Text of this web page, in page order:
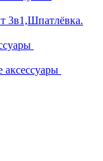
3в1,Шпатлёвка.